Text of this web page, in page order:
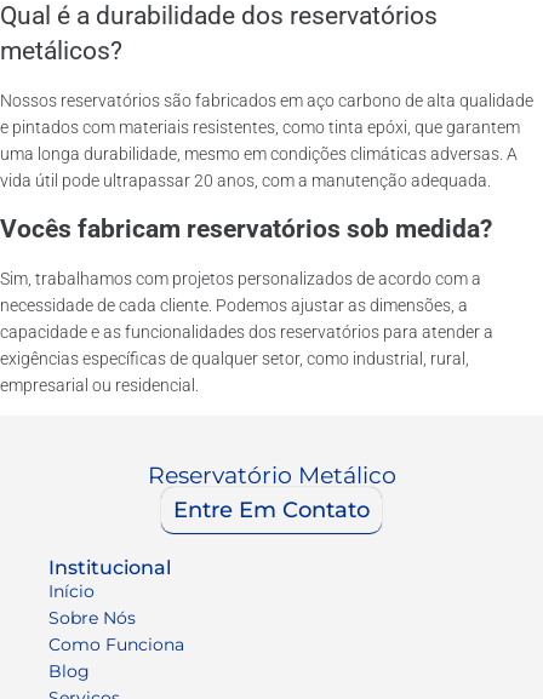
Qual é a durabilidade dos reservatórios
metálicos?
Nossos reservatórios são fabricados em aço carbono de alta qualidade
e pintados com materiais resistentes, como tinta epóxi, que garantem
uma longa durabilidade, mesmo em condições climáticas adversas. A
vida útil pode ultrapassar 20 anos, com a manutenção adequada.
Vocês fabricam reservatórios sob medida?
Sim, trabalhamos com projetos personalizados de acordo com a
necessidade de cada cliente. Podemos ajustar as dimensões, a
capacidade e as funcionalidades dos reservatórios para atender a
exigências específicas de qualquer setor, como industrial, rural,
empresarial ou residencial.
Reservatório Metálico
Entre Em Contato
Institucional
Início
Sobre Nós
Como Funciona
Blog